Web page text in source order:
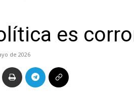
es
de 2026